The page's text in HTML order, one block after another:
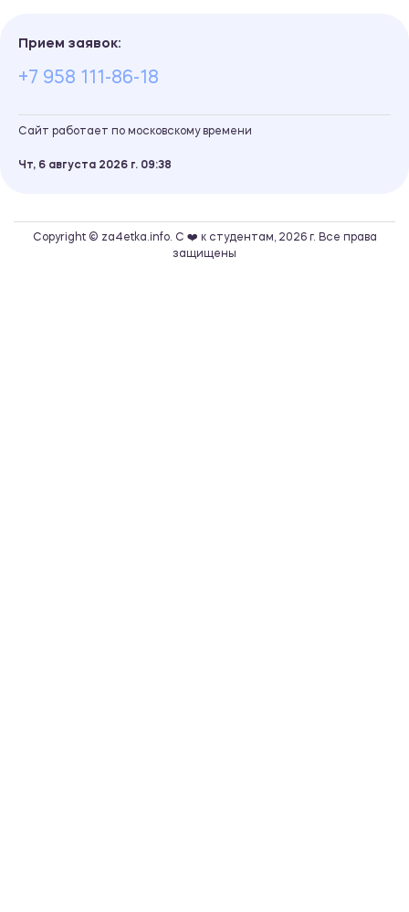
Прием заявок:
+7 958 111-86-18
Сайт работает по московскому времени
Чт, 6 августа 2026 г. 09 38
Copyright © za4etka.info. С ❤️ к студентам, 2026 г. Все права
защищены